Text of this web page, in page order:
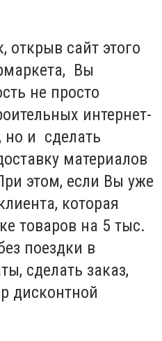
открыв сайт этого
Вы
не просто
интернет-
но и сделать
материалов
этом, если Вы уже
которая
товаров на 5 тыс.
поездки в
сделать заказ,
дисконтной